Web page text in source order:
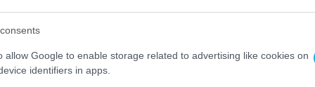
allow Google to enable storage related to advertising like cookies on
identifiers in apps.
ΤΕΧΝΟΛΟΓΙΕΣ
Ολοκληρώθηκε το 7ο Συνέδριο
Ψηφιακής Ασφάλειας, DPO & ICT
Security World